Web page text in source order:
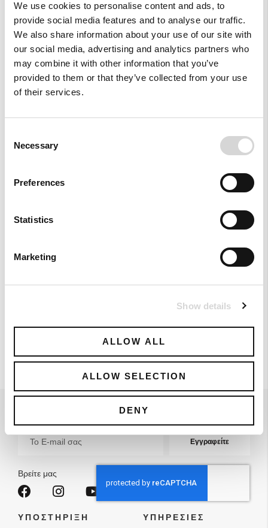
We use cookies to personalise content and ads, to
provide social media features and to analyse our traffic.
We also share information about your use of our site with
our social media, advertising and analytics partners who
may combine it with other information that you’ve
provided to them or that they’ve collected from your use
of their services.
Selection
Necessary
Preferences
Statistics
Marketing
Show details
ALLOW ALL
ALLOW SELECTION
DENY
149,00 €
- 50%
Ενημερωθείτε για νέα προϊόντα και προσφορές. Εγγραφείτε.
Εγγραφή
Δελτίο:
Εγγραφείτε
Βρείτε μας
ΥΠΟΣΤΗΡΙΞΗ ΥΠΗΡΕΣΙΕΣ